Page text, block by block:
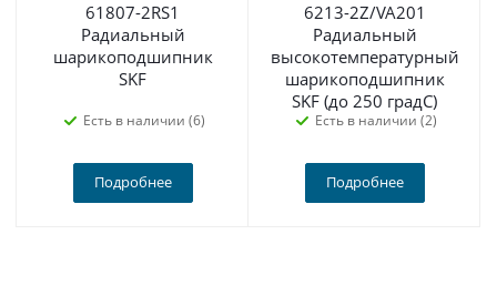
61807-2RS1
Радиальный
шарикоподшипник
SKF
Есть в наличии (6)
Подробнее
6213-2Z/VA201
Радиальный
высокотемпературный
шарикоподшипник
SKF (до 250 градС)
Есть в наличии (2)
Подробнее